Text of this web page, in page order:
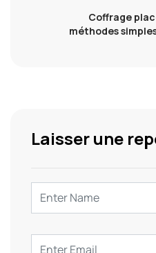
Coffrage
méthodes
Laisser une